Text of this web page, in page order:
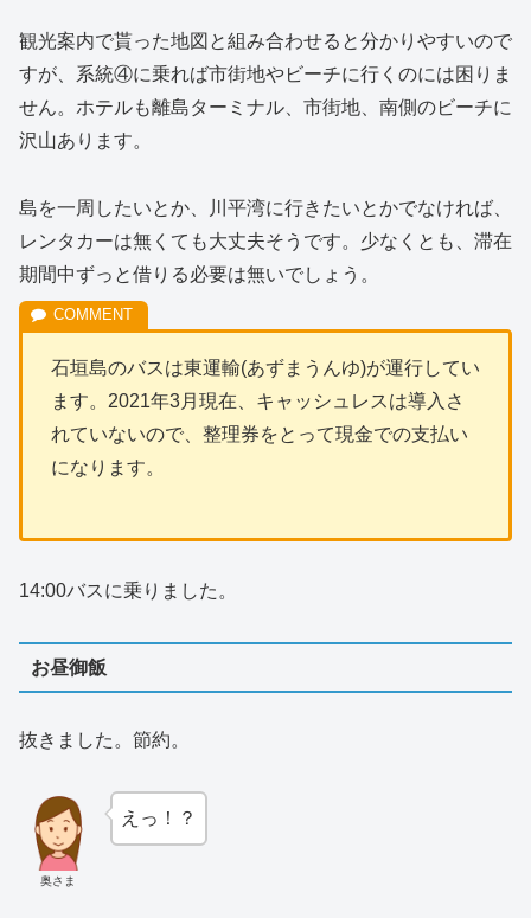
観光案内で貰った地図と組み合わせると分かりやすいので
すが、系統④に乗れば市街地やビーチに行くのには困りま
せん。ホテルも離島ターミナル、市街地、南側のビーチに
沢山あります。
島を一周したいとか、川平湾に行きたいとかでなければ、
レンタカーは無くても大丈夫そうです。少なくとも、滞在
期間中ずっと借りる必要は無いでしょう。
石垣島のバスは東運輸(あずまうんゆ)が運行してい
ます。2021年3月現在、キャッシュレスは導入さ
れていないので、整理券をとって現金での支払い
になります。
14:00バスに乗りました。
お昼御飯
抜きました。節約。
奥さま
えっ！？